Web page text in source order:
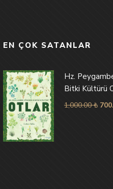
EN ÇOK SATANLAR
Hz.
Bitki Kültürü
1,000.00₺